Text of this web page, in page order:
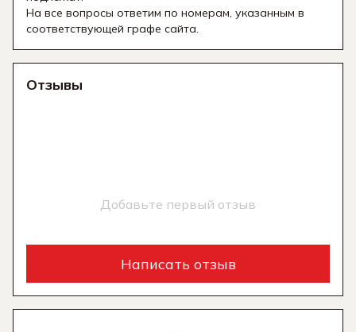
На все вопросы ответим по номерам, указанным в
соответствующей графе сайта.
Отзывы
Добавьте первый отзыв
Написать отзыв